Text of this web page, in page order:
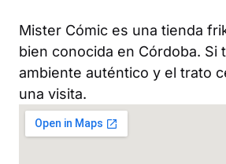
Mister Cómic es una tienda
bien conocida en Córdoba. Si
ambiente auténtico y el trato
una visita.